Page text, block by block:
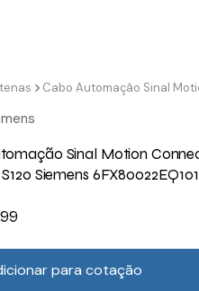
Sinal Motion
Siemens
para cotação